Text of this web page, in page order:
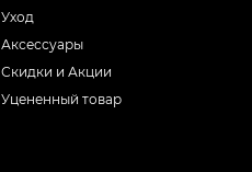
Уход
Аксессуары
Скидки и Акции
Уцененный товар